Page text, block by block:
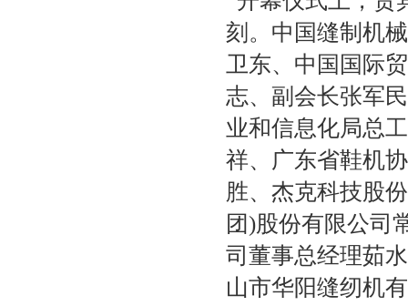
刻。中国缝制机
卫东、中国国际
志、副会长张军
业和信息化局总
祥、广东省鞋机
胜、杰克科技股
团)股份有限公司
司董事总经理茹
山市华阳缝纫机